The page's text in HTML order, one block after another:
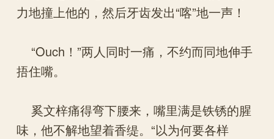
力地撞上他的，然后牙齿发出“喀”地一声！
“Ouch！”两人同时一痛，不约而同地伸手
捂住嘴。
奚文梓痛得弯下腰来，嘴里满是铁锈的腥
味，他不解地望着香缇。“以为何要各样